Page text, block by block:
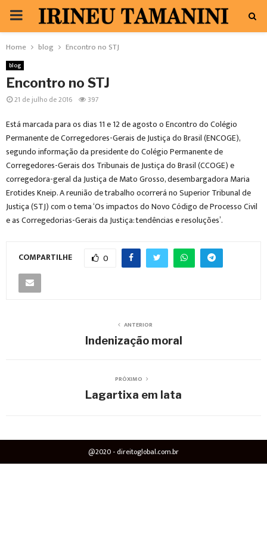
PRIMARY
MENU
Home blog Encontro no STJ
blog
Encontro no STJ
21 de julho de 2016 397
Está marcada para os dias 11 e 12 de agosto o Encontro do Colégio
Permanente de Corregedores-Gerais de Justiça do Brasil (ENCOGE),
segundo informação da presidente do Colégio Permanente de
Corregedores-Gerais dos Tribunais de Justiça do Brasil (CCOGE) e
corregedora-geral da Justiça de Mato Grosso, desembargadora Maria
Erotides Kneip. A reunião de trabalho ocorrerá no Superior Tribunal de
Justiça (STJ) com o tema ‘Os impactos do Novo Código de Processo Civil
e as Corregedorias-Gerais da Justiça: tendências e resoluções’.
COMPARTILHE 0
ANTERIOR
Indenização moral
PRÓXIMO
Lagartixa em lata
@2020 - direitoglobal.com.br